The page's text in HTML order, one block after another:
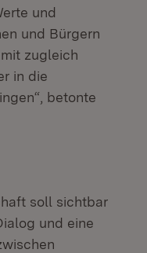
und
und Bürgern
zugleich
in die
betonte
soll sichtbar
und eine